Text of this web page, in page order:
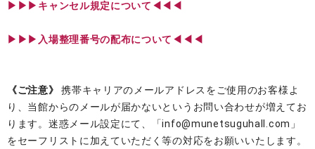
▶︎▶︎▶︎キャンセル規定について◀◀◀
▶︎▶︎▶︎入場整理番号の配布について◀◀◀
《ご注意》
携帯キャリアのメールアドレスをご使用のお客様よ
り、当館からのメールが届かないというお問い合わせが増えてお
ります。迷惑メール設定にて、「info@munetsuguhall.com」
をセーフリストに加えていただく等の対応をお願いいたします。